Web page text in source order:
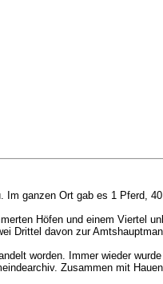
ganzen Ort gab es 1 Pferd,
Höfen und einem Viertel
Drittel davon zur
worden. Immer wieder
Zusammen mit